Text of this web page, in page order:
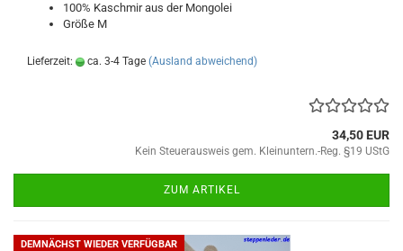
100% Kaschmir aus der Mongolei
Größe M
Lieferzeit: ca. 3-4 Tage (Ausland abweichend)
34,50 EUR
Kein Steuerausweis gem. Kleinuntern.-Reg. §19 UStG
ZUM ARTIKEL
DEMNÄCHST WIEDER VERFÜGBAR